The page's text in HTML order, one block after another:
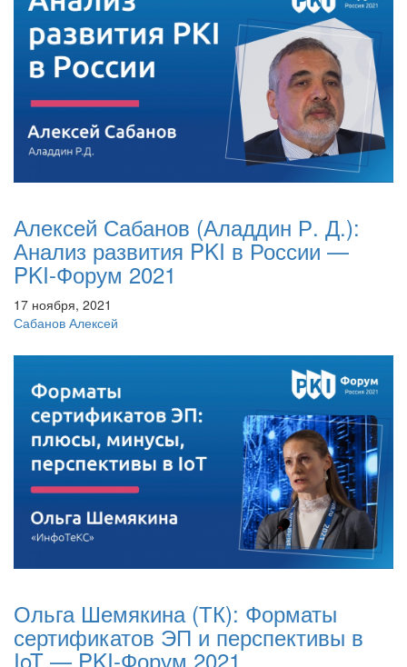
Алексей Сабанов (Аладдин Р. Д.):
Анализ развития PKI в России —
PKI-Форум 2021
17 ноября, 2021
Сабанов Алексей
Ольга Шемякина (ТК): Форматы
сертификатов ЭП и перспективы в
IoT — PKI-Форум 2021